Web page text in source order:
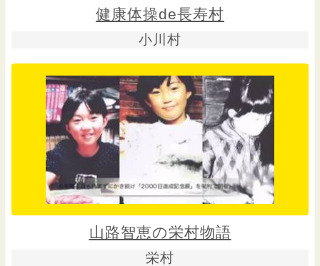
健康体操de長寿村
小川村
山路智恵の栄村物語
栄村